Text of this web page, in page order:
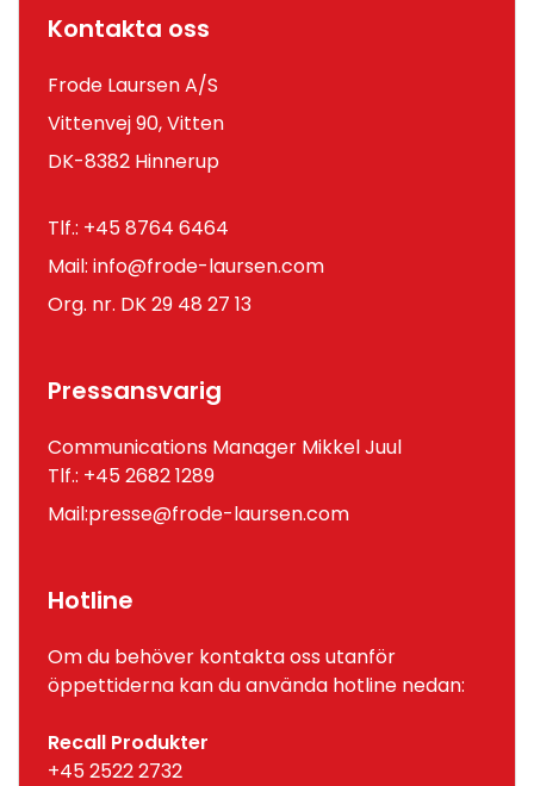
Kontakta oss
Frode Laursen A/S
Vittenvej 90, Vitten
DK-8382 Hinnerup
Tlf.: +45 8764 6464
Mail: info@frode-laursen.com
Org. nr. DK 29 48 27 13
Pressansvarig
Communications Manager Mikkel Juul
Tlf.: +45 2682 1289
Mail:presse@frode-laursen.com
Hotline
Om du behöver kontakta oss utanför
öppettiderna kan du använda hotline nedan:
Recall Produkter
+45 2522 2732